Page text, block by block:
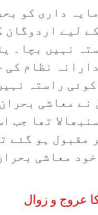
داری کو
لیے اردوگان
نہیں بچا۔
نظام کی
راستہ
نے معاشی
تھا جب
مقبول ہو گئے
معاشی
عروج و زوال